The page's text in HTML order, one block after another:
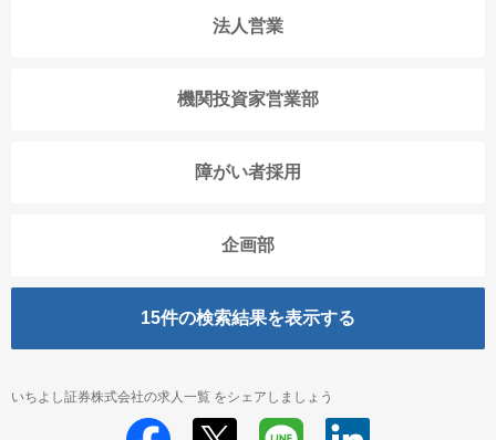
法人営業
機関投資家営業部
障がい者採用
企画部
15件の検索結果を表示する
いちよし証券株式会社の求人一覧 をシェアしましょう